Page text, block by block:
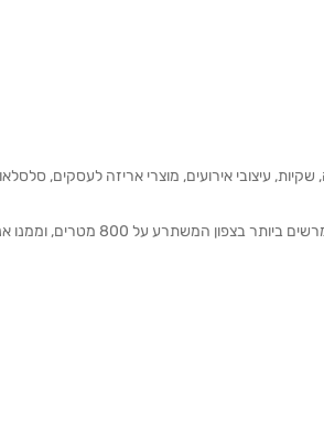
עיצובי אירועים, מוצרי אריזה לעסקים,
אנחנו מזמינים אותכם להתרשם מאולם